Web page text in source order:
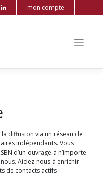
mon compte
diffusion via un réseau de
indépendants. Vous
d’un ouvrage à n’importe
Aidez-nous à enrichir
de contacts actifs